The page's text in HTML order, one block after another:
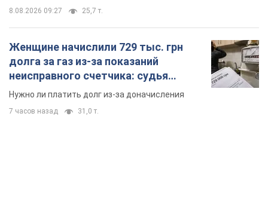
8.08.2026 09:27 25,7 т.
Женщине начислили 729 тыс. грн
долга за газ из-за показаний
неисправного счетчика: судья
вынес неожиданное решение
Нужно ли платить долг из-за доначисления
7 часов назад 31,0 т.